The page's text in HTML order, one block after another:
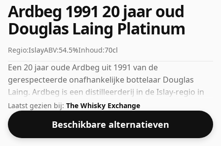
Ardbeg 1991 20 jaar oud
Douglas Laing Platinum
Regio:IslayABV:54.5%Inhoud:70cl
Een 20 jaar oude Ardbeg uit 1991 van de
gerespecteerde onafhankelijke bottelaar Douglas
Laing. Ardbeg is een distilleerderij in de Islay-regio in
Schotland. Dit kan worden beschouwd als een whisky
met een hogere sterkte, met een ABV van 54,5%.
Wordt geleverd in de reguliere bottelgrootte van 70cl.
Laatst gezien bij: The Whisky Exchange
Beschikbare alternatieven